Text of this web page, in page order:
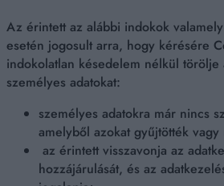
Az érintett az alábbi indokok
esetén jogosult arra, hogy kérésére
indokolatlan késedelem nélkül törölje
személyes adatokat:
személyes adatokra már nincs
amelyből azokat gyűjtötték
az érintett visszavonja az
hozzájárulását, és az